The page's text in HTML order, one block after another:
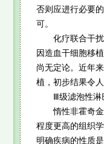
否则应进行必要
可。
化疗联合干扰
因造血干细胞移
尚无定论。近年
植，初步结果令
Ⅲ级滤泡性淋巴
惰性非霍奇金
程度更高的组织
明确疾病的性质